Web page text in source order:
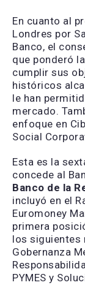
En cuanto al
Londres por
Banco, el
que ponderó
cumplir sus
históricos
le han
mercado.
enfoque en
Social
Esta es la
concede al
Banco de la
incluyó en el
Euromoney
primera
los siguientes
Gobernanza
PYMES y